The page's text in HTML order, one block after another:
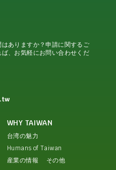
ありますか？申請に関するご
、お気軽にお問い合わせくだ
WHY TAIWAN
台湾の魅力
Humans of Taiwan
産業の情報
その他